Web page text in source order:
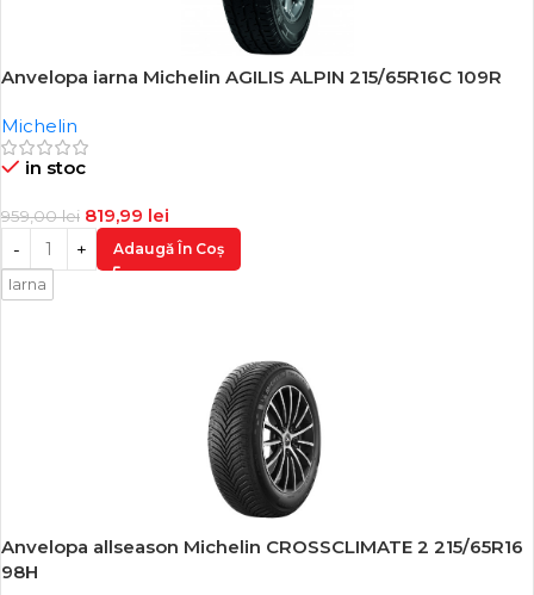
-14%
Anvelopa iarna Michelin AGILIS ALPIN 215/65R16C 109R
Michelin
in stoc
959,00lei 819,99 lei
Adaugă În Coș
Iarna
-15%
Anvelopa allseason Michelin CROSSCLIMATE 2 215/65R16
98H